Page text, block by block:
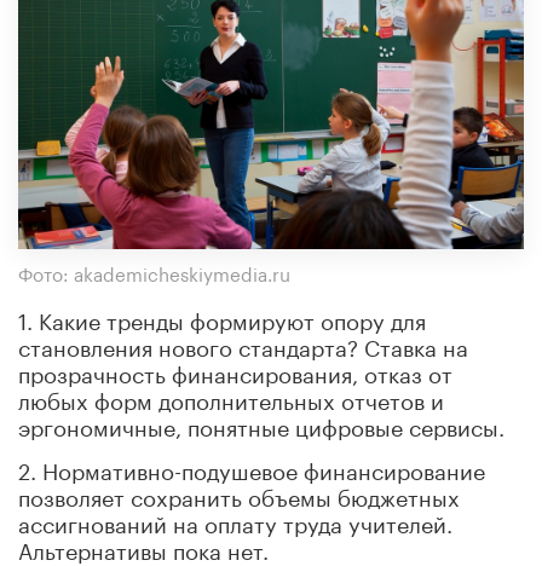
Фото: akademicheskiymedia.ru
1. Какие тренды формируют опору для
становления нового стандарта? Ставка на
прозрачность финансирования, отказ от
любых форм дополнительных отчетов и
эргономичные, понятные цифровые сервисы.
2. Нормативно-подушевое финансирование
позволяет сохранить объемы бюджетных
ассигнований на оплату труда учителей.
Альтернативы пока нет.